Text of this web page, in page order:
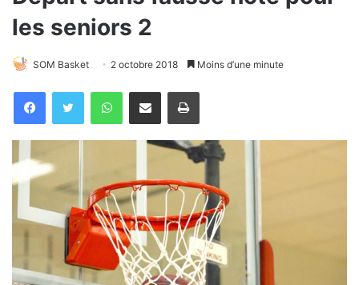
les seniors 2
SOM Basket 2 octobre 2018 Moins d’une minute